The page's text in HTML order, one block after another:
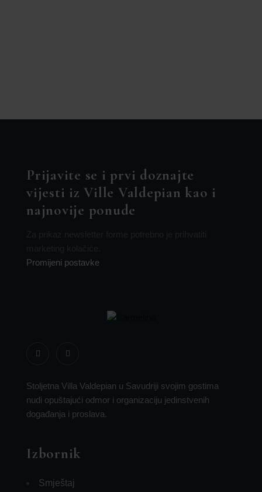
Prijavite se i prvi doznajte
vijesti iz Ville Valdepian kao i
najnovije ponude
Promijeni postavke
Stoljetna Villa Valdepian u Savudriji svojim gostima
nudi opuštajući odmor i organizaciju jedinstvenih
događanja i proslava.
Izbornik
Smještaj